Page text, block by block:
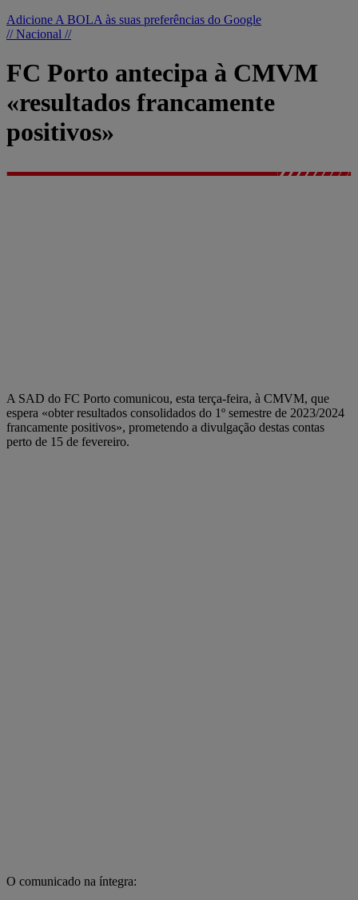
Adicione A BOLA às suas preferências do Google
// Nacional //
FC Porto antecipa à CMVM
«resultados francamente
positivos»
A SAD do FC Porto comunicou, esta terça-feira, à CMVM, que
espera «obter resultados consolidados do 1º semestre de 2023/2024
francamente positivos», prometendo a divulgação destas contas
perto de 15 de fevereiro.
O comunicado na íntegra: